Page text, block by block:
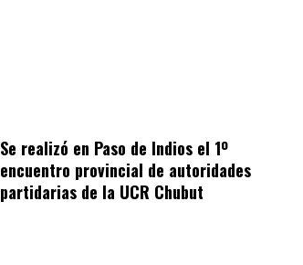
Se realizó en Paso de Indios el 1º
encuentro provincial de autoridades
partidarias de la UCR Chubut